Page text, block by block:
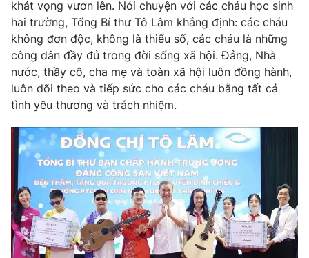
Khán giả
Giải sao mai
Âm nhạc
Sao
Du lịch
Làm đẹp
Chất lượng cuộc sống
Giáo dục
Tuyển sinh
Học trực tuyến
Công nghệ
Hitech Công nghệ tương lai
Sản phẩm
Thị trường
Tư vấn
Giao lưu trực tuyến
Lịch phát sóng
Chuyên mục khác
Emagazine Podcast
khát vọng vươn lên. Nói chuyện với các cháu học sinh
hai trường, Tổng Bí thư Tô Lâm khẳng định: các cháu
không đơn độc, không là thiểu số, các cháu là những
công dân đầy đủ trong đời sống xã hội. Đảng, Nhà
nước, thầy cô, cha mẹ và toàn xã hội luôn đồng hành,
luôn dõi theo và tiếp sức cho các cháu bằng tất cả
tình yêu thương và trách nhiệm.